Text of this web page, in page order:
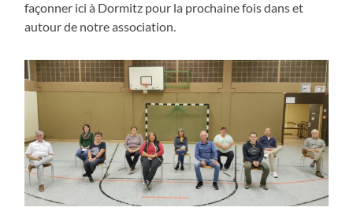
façonner ici à Dormitz pour la prochaine fois dans et
autour de notre association.